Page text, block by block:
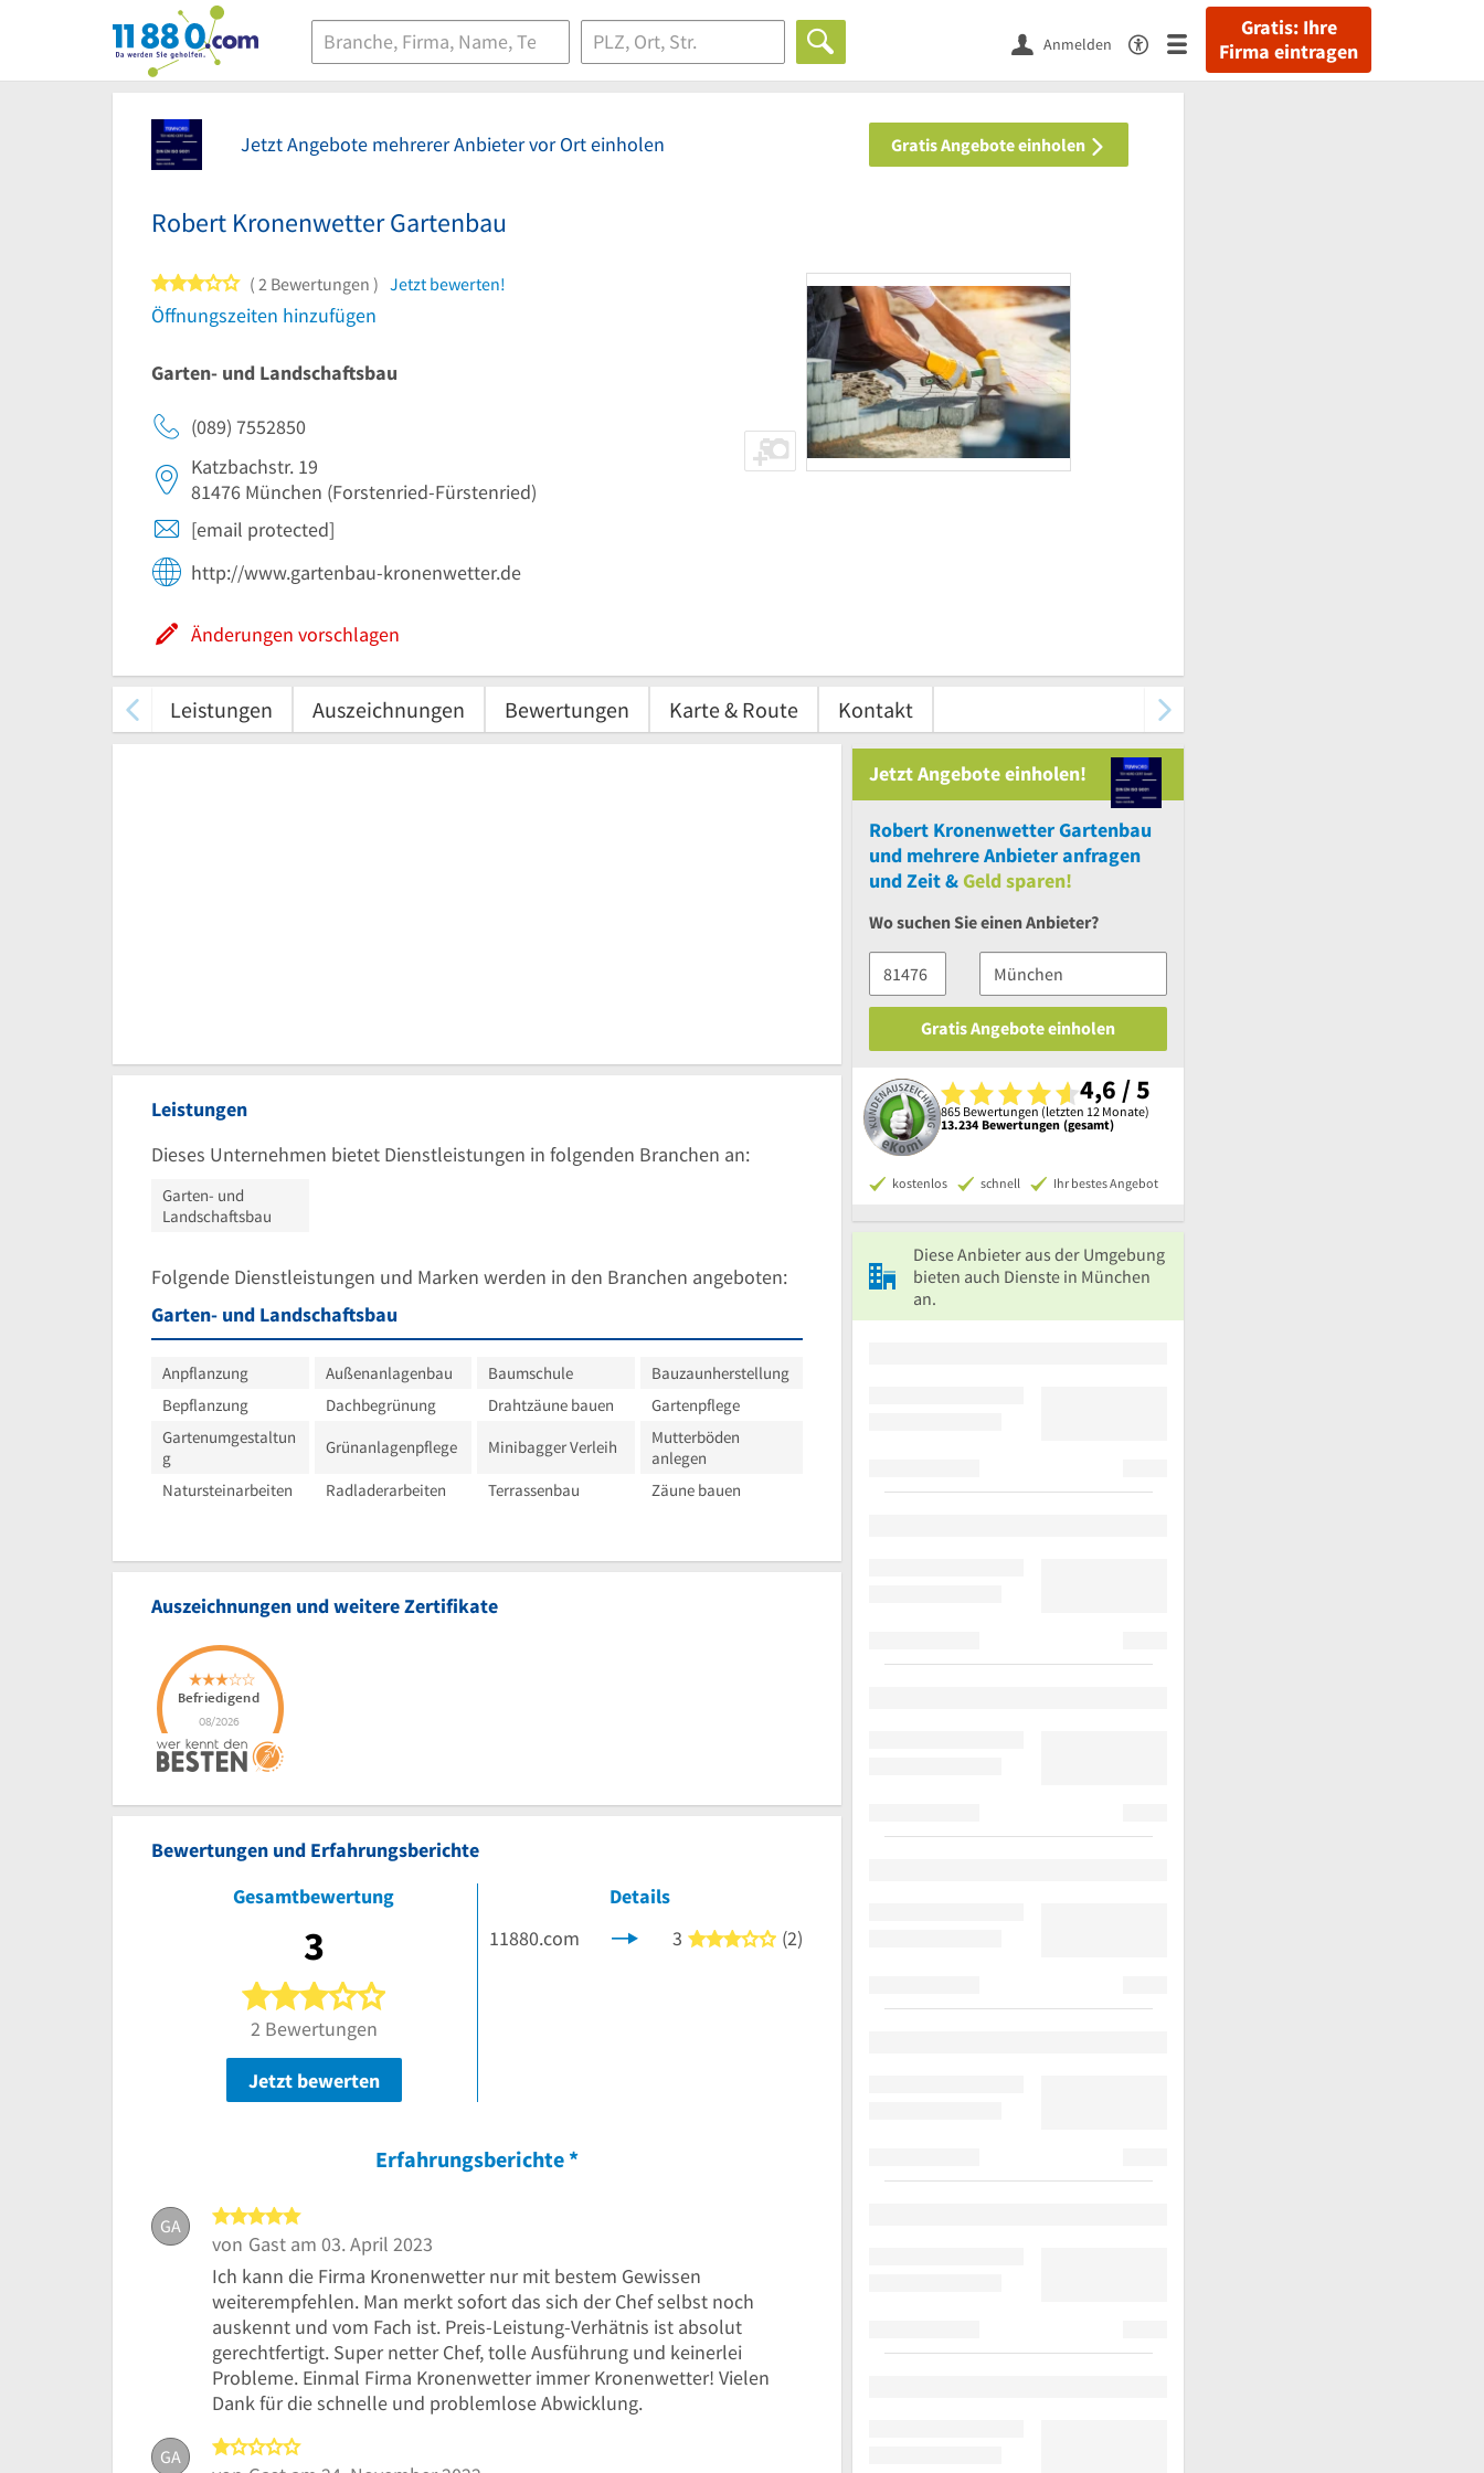
11880.com
Gratis: Ihre
Firma eintragen
Anmelden
Jetzt Angebote mehrerer Anbieter vor Ort einholen Gratis Angebote einholen
Robert Kronenwetter Gartenbau
3 von 5 Sternen
2 Bewertungen Jetzt bewerten!
Öffnungszeiten hinzufügen
Garten- und Landschaftsbau
(089) 7552850
Katzbachstr. 19
81476 München (Forstenried-Fürstenried)
[email protected]
http://www.gartenbau-kronenwetter.de
Änderungen vorschlagen
Leistungen Auszeichnungen Bewertungen Karte & Route Kontakt
Leistungen
Dieses Unternehmen bietet Dienstleistungen in folgenden Branchen an:
Garten- und
Landschaftsbau
Folgende Dienstleistungen und Marken werden in den Branchen angeboten:
Garten- und Landschaftsbau
Anpflanzung Außenanlagenbau Baumschule
Bauzaunherstellung
Bepflanzung
Dachbegrünung Drahtzäune bauen
Gartenpflege
Gartenumgestaltun
g
Grünanlagenpflege Minibagger Verleih
Mutterböden
anlegen
Natursteinarbeiten
Radladerarbeiten Terrassenbau Zäune bauen
Auszeichnungen und weitere Zertifikate
Bewertungen und Erfahrungsberichte
Gesamtbewertung
3
3 von 5 Sternen
2 Bewertungen
Jetzt bewerten
Details
11880.com
3 3 von 5 Sternen
(2)
Erfahrungsberichte *
GA
von Gast am 03. April 2023
Ich kann die Firma Kronenwetter nur mit bestem Gewissen
weiterempfehlen. Man merkt sofort das sich der Chef selbst noch
auskennt und vom Fach ist. Preis-Leistung-Verhätnis ist absolut
gerechtfertigt. Super netter Chef, tolle Ausführung und keinerlei
Probleme. Einmal Firma Kronenwetter immer Kronenwetter! Vielen
Dank für die schnelle und problemlose Abwicklung.
GA
Jetzt Angebote einholen!
Robert Kronenwetter Gartenbau
und mehrereAnbieter anfragen
und Zeit &Geld sparen!
Wo suchen Sie einen Anbieter?
Gratis Angebote einholen
4,6 / 5
865 Bewertungen (letzten 12 Monate)
13.234 Bewertungen (gesamt)
kostenlos schnell Ihr bestes Angebot
Diese Anbieter aus der Umgebung
bieten auch Dienste in München
an.